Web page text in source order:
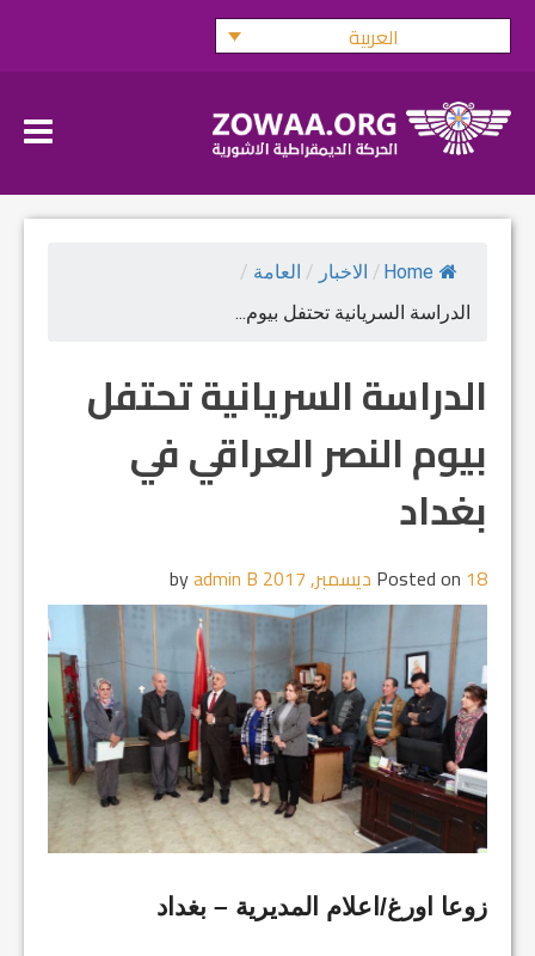
Skip
العربية
Home
/ الاخبار / العامة /
الدراسة السريانية تحتفل بيوم...
الدراسة السريانية تحتفل
بيوم النصر العراقي في
بغداد
Posted on 18 ديسمبر, 2017 admin B
زوعا اورغ/اعلام المديرية – بغداد